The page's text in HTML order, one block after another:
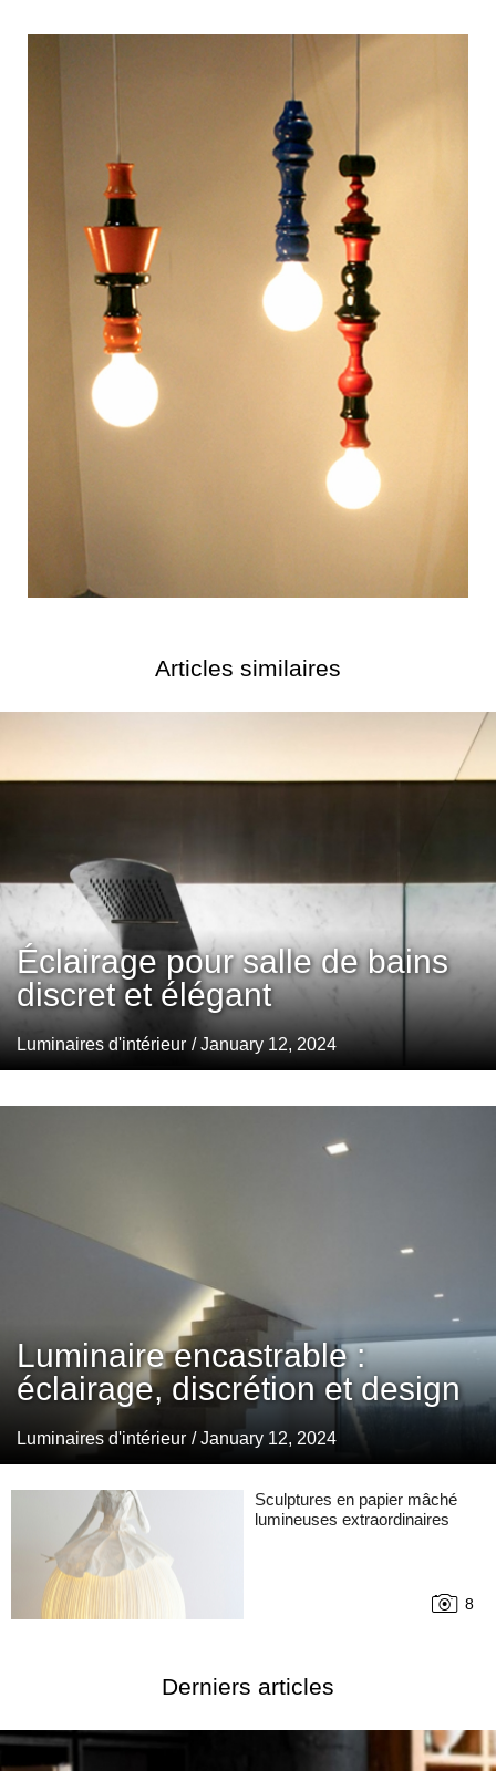
Articles similaires
Éclairage pour salle de bains
discret et élégant
Luminaires d'intérieur / January 12, 2024
Luminaire encastrable :
éclairage, discrétion et design
Luminaires d'intérieur / January 12, 2024
Sculptures en papier mâché
lumineuses extraordinaires
8
Derniers articles